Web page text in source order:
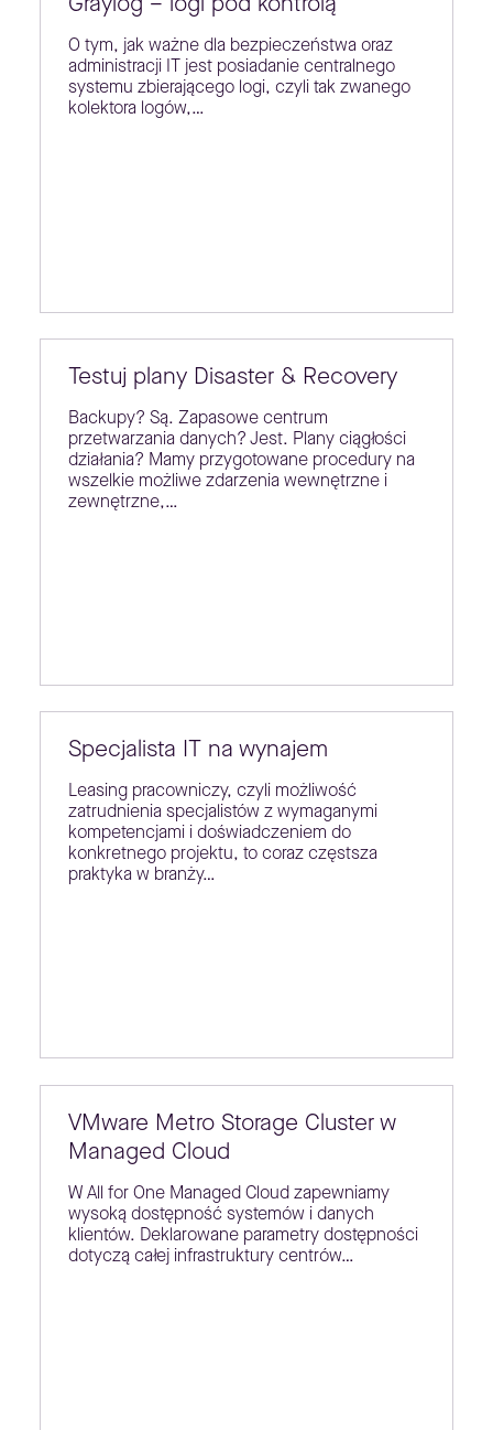
O tym, jak ważne dla bezpieczeństwa oraz
administracji IT jest posiadanie centralnego
systemu zbierającego logi, czyli tak zwanego
kolektora logów,…
Testuj plany Disaster & Recovery
Backupy? Są. Zapasowe centrum
przetwarzania danych? Jest. Plany ciągłości
działania? Mamy przygotowane procedury na
wszelkie możliwe zdarzenia wewnętrzne i
zewnętrzne,…
Specjalista IT na wynajem
Leasing pracowniczy, czyli możliwość
zatrudnienia specjalistów z wymaganymi
kompetencjami i doświadczeniem do
konkretnego projektu, to coraz częstsza
praktyka w branży…
VMware Metro Storage Cluster w
Managed Cloud
W All for One Managed Cloud zapewniamy
wysoką dostępność systemów i danych
klientów. Deklarowane parametry dostępności
dotyczą całej infrastruktury centrów…